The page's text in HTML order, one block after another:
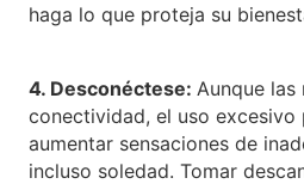
haga lo que proteja su
4. Desconéctese: Aunque las
conectividad, el uso excesivo
aumentar sensaciones de
incluso soledad. Tomar